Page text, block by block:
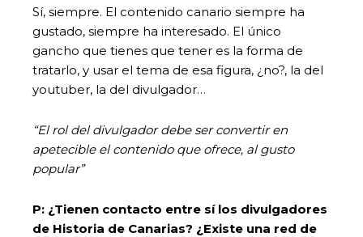
Sí, siempre. El contenido canario siempre ha
gustado, siempre ha interesado. El único
gancho que tienes que tener es la forma de
tratarlo, y usar el tema de esa figura, ¿no?, la del
youtuber, la del divulgador…
“El rol del divulgador debe ser convertir en
apetecible el contenido que ofrece, al gusto
popular”
P: ¿Tienen contacto entre sí los divulgadores
de Historia de Canarias? ¿Existe una red de